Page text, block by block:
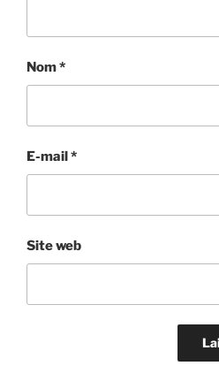
Nom*
E-mail*
Site web